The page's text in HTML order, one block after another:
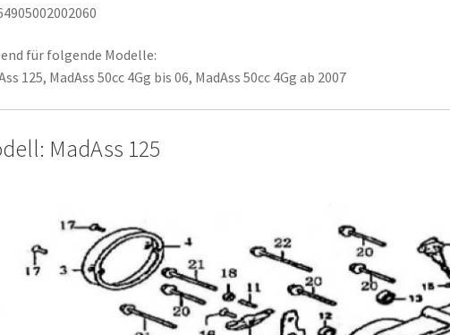
für folgende Modelle:
125, MadAss 50cc 4Gg bis 06, MadAss 50cc 4Gg ab 2007
MadAss 125